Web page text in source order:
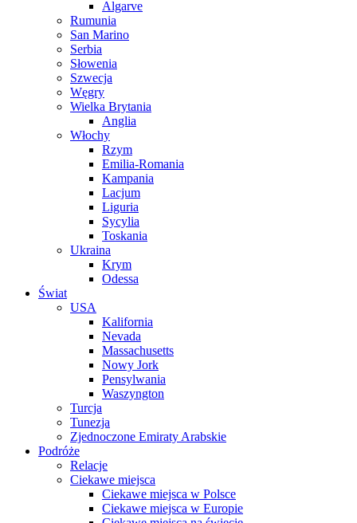
Algarve
Rumunia
San Marino
Serbia
Słowenia
Szwecja
Węgry
Wielka Brytania
Anglia
Włochy
Rzym
Emilia-Romania
Kampania
Lacjum
Liguria
Sycylia
Toskania
Ukraina
Krym
Odessa
Świat
USA
Kalifornia
Nevada
Massachusetts
Nowy Jork
Pensylwania
Waszyngton
Turcja
Tunezja
Zjednoczone Emiraty Arabskie
Podróże
Relacje
Ciekawe miejsca
Ciekawe miejsca w Polsce
Ciekawe miejsca w Europie